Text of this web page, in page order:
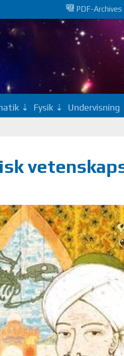
PDF-Archives
Fysik Undervisning